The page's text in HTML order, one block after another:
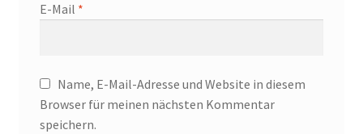
E-Mail *
Name, E-Mail-Adresse und Website in diesem
Browser für meinen nächsten Kommentar
speichern.